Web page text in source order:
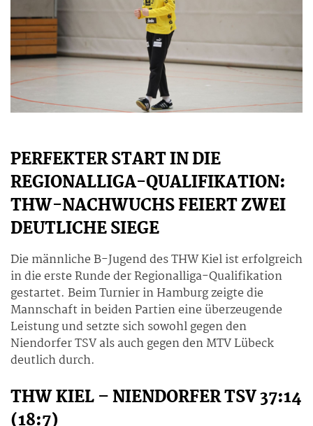
PERFEKTER START IN DIE
REGIONALLIGA-QUALIFIKATION:
THW-NACHWUCHS FEIERT ZWEI
DEUTLICHE SIEGE
Die männliche B-Jugend des THW Kiel ist erfolgreich
in die erste Runde der Regionalliga-Qualifikation
gestartet. Beim Turnier in Hamburg zeigte die
Mannschaft in beiden Partien eine überzeugende
Leistung und setzte sich sowohl gegen den
Niendorfer TSV als auch gegen den MTV Lübeck
deutlich durch.
THW KIEL – NIENDORFER TSV 37:14
(18:7)